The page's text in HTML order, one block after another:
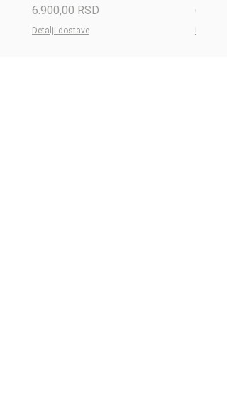
Price
6.900,00 RSD
Detalji dostave
Price